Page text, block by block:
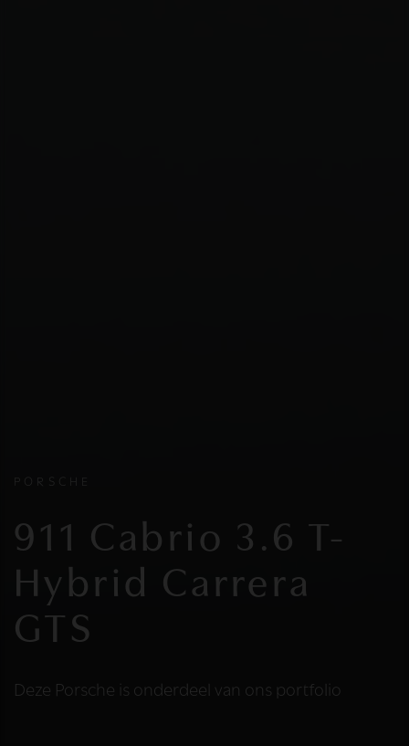
911 Cabrio 3.6 T-
Hybrid Carrera
GTS
Deze Porsche is onderdeel van ons portfolio